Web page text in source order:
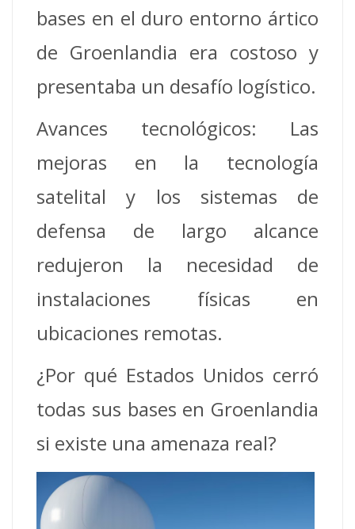
bases en el duro entorno ártico
de Groenlandia era costoso y
presentaba un desafío logístico.
Avances tecnológicos: Las
mejoras en la tecnología
satelital y los sistemas de
defensa de largo alcance
redujeron la necesidad de
instalaciones físicas en
ubicaciones remotas.
¿Por qué Estados Unidos cerró
todas sus bases en Groenlandia
si existe una amenaza real?